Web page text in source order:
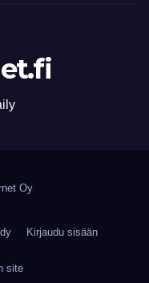
Oy
Kirjaudu sisään
site